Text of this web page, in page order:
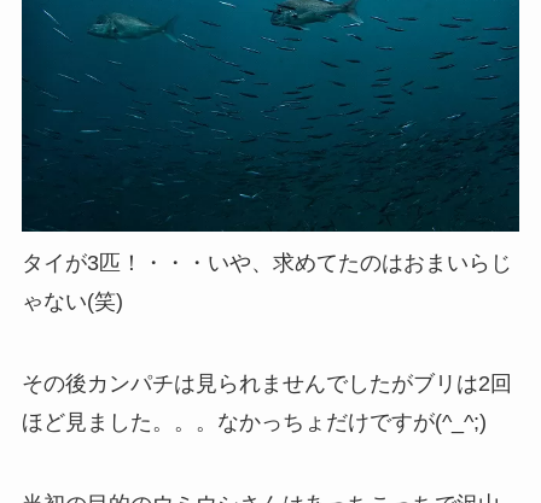
タイが3匹！・・・いや、求めてたのはおまいらじ
ゃない(笑)
その後カンパチは見られませんでしたがブリは2回
ほど見ました。。。なかっちょだけですが(^_^;)